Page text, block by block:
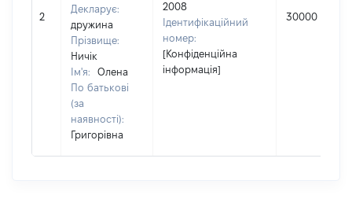
2
Декларує:
дружина
Прізвище:
Ничік
Ім'я:
Олена
По батькові
(за
наявності):
Григорівна
2008
Ідентифікаційний
номер:
[Конфіденційна
інформація]
30000